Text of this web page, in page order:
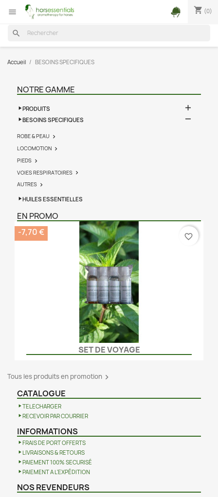
 shopping_cart (0)
search
Accueil BESOINS SPECIFIQUES
NOTRE GAMME
PRODUITS 
BESOINS SPECIFIQUES 
ROBE & PEAU 
LOCOMOTION 
PIEDS 
VOIES RESPIRATOIRES 
AUTRES 
HUILES ESSENTIELLES
EN PROMO
SET DE VOYAGE
-7,70 € favorite_border
Tous les produits en promotion 
CATALOGUE
TELECHARGER
RECEVOIR PAR COURRIER
INFORMATIONS
FRAIS DE PORT OFFERTS
LIVRAISONS & RETOURS
PAIEMENT 100% SECURISÉ
PAIEMENT A L'EXPÉDITION
NOS REVENDEURS